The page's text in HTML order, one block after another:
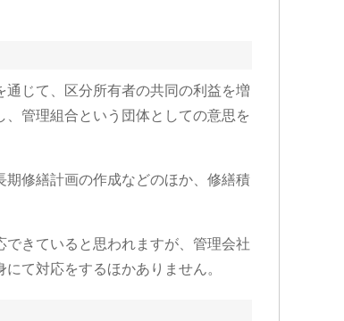
じて、区分所有者の共同の利益を増
管理組合という団体としての意思を
修繕計画の作成などのほか、修繕積
きていると思われますが、管理会社
て対応をするほかありません。